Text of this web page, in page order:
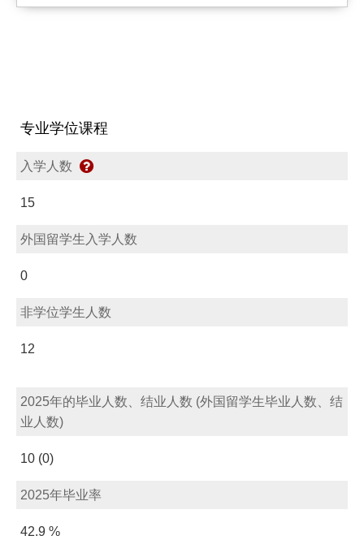
专业学位课程
入学人数
15
外国留学生入学人数
0
非学位学生人数
12
2025年的毕业人数、结业人数 (外国留学生毕业人数、结
业人数)
10 (0)
2025年毕业率
42.9 %